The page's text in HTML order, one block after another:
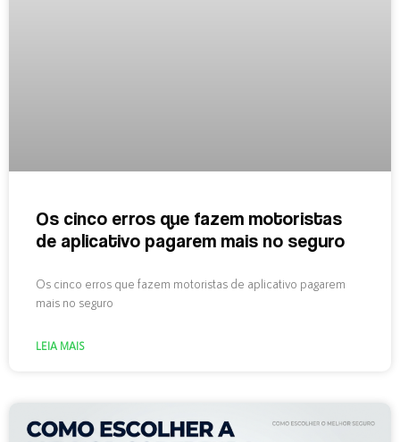
Os cinco erros que fazem motoristas
de aplicativo pagarem mais no seguro
Os cinco erros que fazem motoristas de aplicativo pagarem
mais no seguro
LEIA MAIS